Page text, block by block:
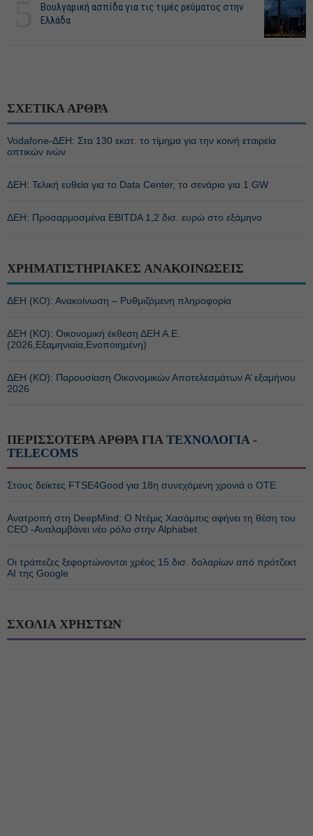
Βουλγαρική ασπίδα για τις τιμές ρεύματος στην
Ελλάδα
ΣΧΕΤΙΚΑ ΑΡΘΡΑ
Vodafone-ΔΕΗ: Στα 130 εκατ. το τίμημα για την κοινή εταιρεία
οπτικών ινών
ΔΕΗ: Τελική ευθεία για το Data Center, το σενάριο για 1 GW
ΔΕΗ: Προσαρμοσμένα EBITDA 1,2 δισ. ευρώ στο εξάμηνο
ΧΡΗΜΑΤΙΣΤΗΡΙΑΚΕΣ ΑΝΑΚΟΙΝΩΣΕΙΣ
ΔΕΗ (ΚΟ): Ανακοίνωση – Ρυθμιζόμενη πληροφορία
ΔΕΗ (ΚΟ): Οικονομική έκθεση ΔΕΗ Α.Ε.
(2026,Εξαμηνιαία,Ενοποιημένη)
ΔΕΗ (ΚΟ): Παρουσίαση Οικονομικών Αποτελεσμάτων Α’ εξαμήνου
2026
ΠΕΡΙΣΣΟΤΕΡΑ ΑΡΘΡΑ ΓΙΑ ΤΕΧΝΟΛΟΓΙΑ -
TELECOMS
Στους δείκτες FTSE4Good για 18η συνεχόμενη χρονιά ο ΟΤΕ
Ανατροπή στη DeepMind: Ο Ντέμις Χασάμπις αφήνει τη θέση του
CEO -Αναλαμβάνει νέο ρόλο στην Alphabet
Οι τράπεζες ξεφορτώνονται χρέος 15 δισ. δολαρίων από πρότζεκτ
AI της Google
ΣΧΟΛΙΑ ΧΡΗΣΤΩΝ